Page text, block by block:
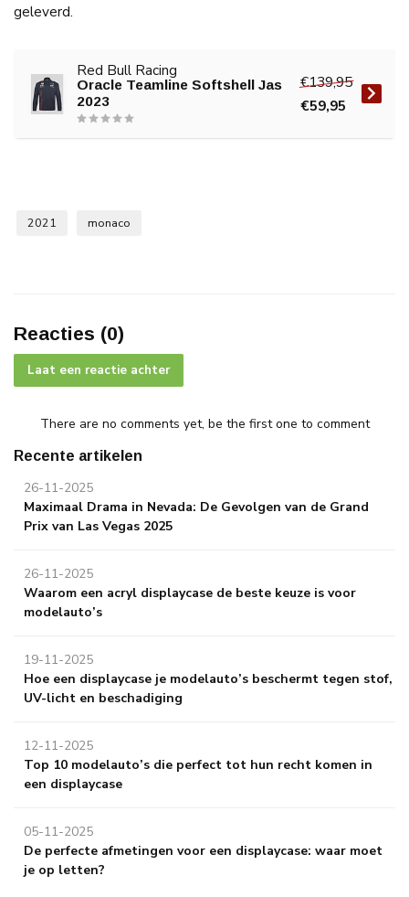
geleverd.
Red Bull Racing
Oracle Teamline Softshell Jas
2023
€139,95
€59,95
2021 monaco
Reacties (0)
Laat een reactie achter
There are no comments yet, be the first one to comment
Recente artikelen
26-11-2025
Maximaal Drama in Nevada: De Gevolgen van de Grand
Prix van Las Vegas 2025
26-11-2025
Waarom een acryl displaycase de beste keuze is voor
modelauto’s
19-11-2025
Hoe een displaycase je modelauto’s beschermt tegen stof,
UV-licht en beschadiging
12-11-2025
Top 10 modelauto’s die perfect tot hun recht komen in
een displaycase
05-11-2025
De perfecte afmetingen voor een displaycase: waar moet
je op letten?